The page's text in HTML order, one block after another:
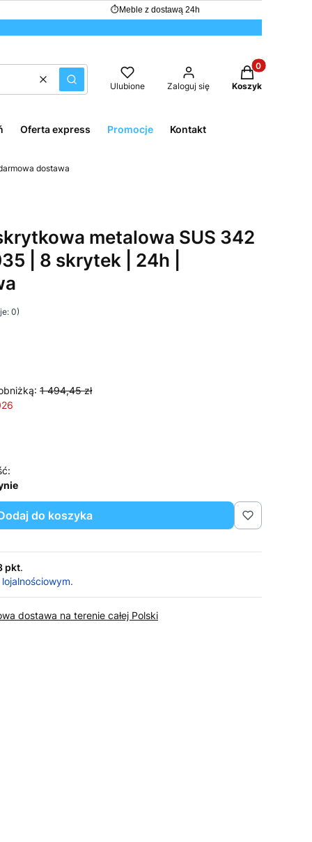
⏱ Meble z dostawą 24h
WyczyśćSzukaj Ulubione Zaloguj się
Produkty w
Koszyk
Oferta express Promocje Kontakt
dostawa
metalowa SUS 342
| 8 skrytek | 24h |
0)
1 494,45 zł
do koszyka
pkt.
dostawa na terenie całej Polski